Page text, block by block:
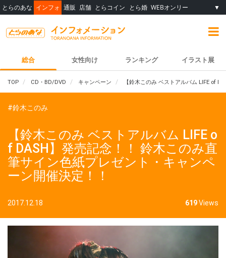
とらのあな インフォ 通販 店舗 とらコイン とら婚 WEBオンリー ▼
総合 女性向け ランキング イラスト展
TOP CD・BD/DVD キャンペーン 【鈴木このみ ベストアルバム LIFE of
#鈴木このみ
【鈴木このみ ベストアルバム LIFE o
f DASH】発売記念！！ 鈴木このみ直
筆サイン色紙プレゼント・キャンペ
ーン開催決定！！
2017.12.18 619Views